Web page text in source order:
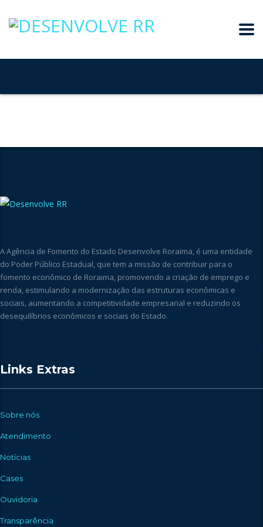
A Agência de Fomento do Estado Desenvolve Roraima, é uma entidade
do Poder Público Estadual, que tem a missão de contribuir para o
fomento econômico de Roraima, promovendo a criação de emprego e
renda, estimulando a modernização das estruturas econômicas e
sociais, aumentando a competitividade empresarial e reduzindo os
desequilíbrios econômicos e sociais do Estado.
Links Extras
Sobre nós
Atendimento
Notícias
Cases
Ouvidoria
Transparência